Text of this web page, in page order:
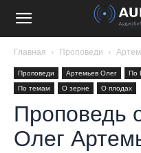
Главная Проповеди
Проповеди Артемьев Олег По
По темам
О зерне О плодах
Проповедь
Олег